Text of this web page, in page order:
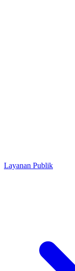
Layanan Publik